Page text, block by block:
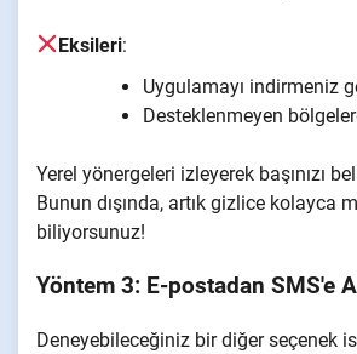
Eksileri:
Uygulamayı indirmeniz
Desteklenmeyen
Yerel yönergeleri izleyerek başınızı
Bunun dışında, artık gizlice kolayca
biliyorsunuz!
Yöntem 3: E-postadan SMS'e
Deneyebileceğiniz bir diğer seçenek